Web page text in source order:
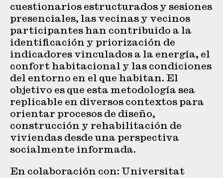
cuestionarios estructurados y sesiones
presenciales, las vecinas y vecinos
participantes han contribuido a la
identificación y priorización de
indicadores vinculados a la energía, el
confort habitacional y las condiciones
del entorno en el que habitan. El
objetivo es que esta metodología sea
replicable en diversos contextos para
orientar procesos de diseño,
construcción y rehabilitación de
viviendas desde una perspectiva
socialmente informada.
En colaboración con: Universitat